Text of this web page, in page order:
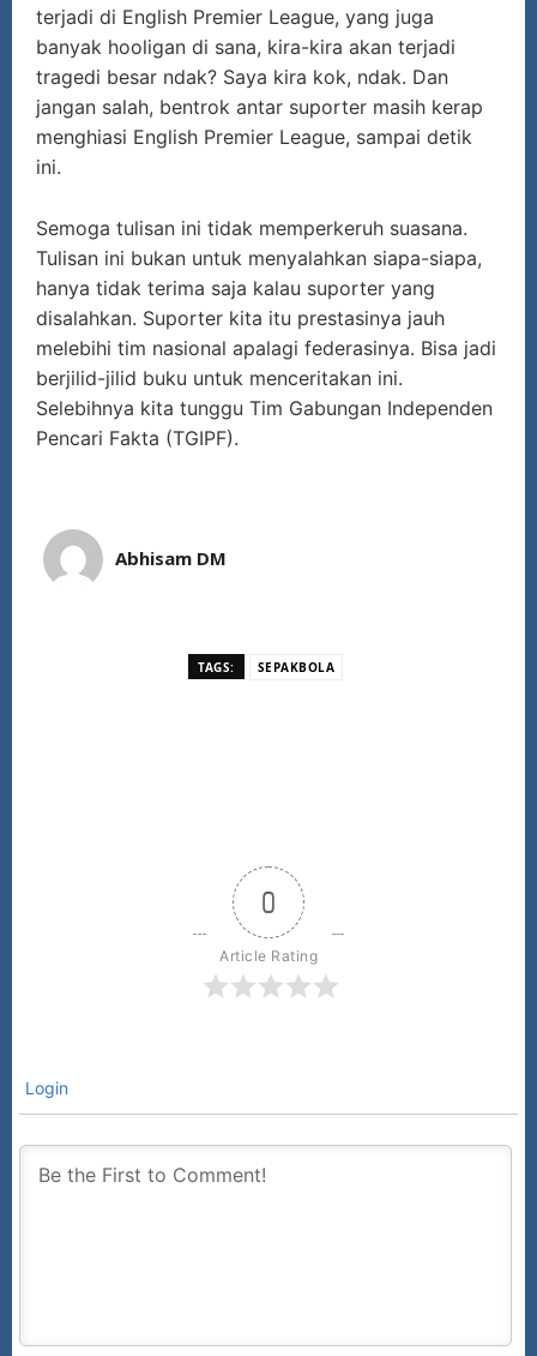
terjadi di English Premier League, yang juga
banyak hooligan di sana, kira-kira akan terjadi
tragedi besar ndak? Saya kira kok, ndak. Dan
jangan salah, bentrok antar suporter masih kerap
menghiasi English Premier League, sampai detik
ini.
Semoga tulisan ini tidak memperkeruh suasana.
Tulisan ini bukan untuk menyalahkan siapa-siapa,
hanya tidak terima saja kalau suporter yang
disalahkan. Suporter kita itu prestasinya jauh
melebihi tim nasional apalagi federasinya. Bisa jadi
berjilid-jilid buku untuk menceritakan ini.
Selebihnya kita tunggu Tim Gabungan Independen
Pencari Fakta (TGIPF).
Abhisam DM
TAGS: SEPAKBOLA
0
Article Rating
Login